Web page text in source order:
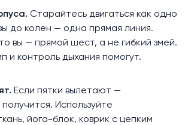
Старайтесь двигаться как одно
до колен — одна прямая линия.
вы — прямой шест, а не гибкий змей.
и контроль дыхания помогут.
Если пятки вылетают —
Используйте
йога-блок, коврик с цепким